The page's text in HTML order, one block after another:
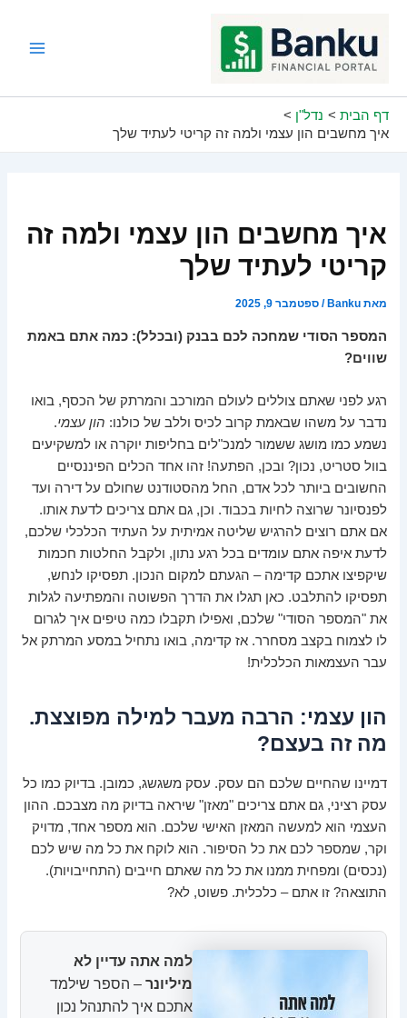
דף הבית
נדל"ן
איך מחשבים הון עצמי ולמה זה קריטי לעתיד שלך
איך מחשבים הון עצמי ולמה זה
קריטי לעתיד שלך
מאתBanku
/ספטמבר 9, 2025
המספר הסודי שמחכה לכם בבנק (ובכלל): כמה אתם באמת
שווים?
רגע לפני שאתם צוללים לעולם המורכב והמרתק של הכסף, בואו
נדבר על משהו שבאמת קרוב לכיס וללב של כולנו: הון עצמי.
נשמע כמו מושג ששמור למנכ"לים בחליפות יוקרה או למשקיעים
בוול סטריט, נכון? ובכן, הפתעה! זהו אחד הכלים הפיננסיים
החשובים ביותר לכל אדם, החל מהסטודנט שחולם על דירה ועד
לפנסיונר שרוצה לחיות בכבוד. וכן, גם אתם צריכים לדעת אותו.
אם אתם רוצים להרגיש שליטה אמיתית על העתיד הכלכלי שלכם,
לדעת איפה אתם עומדים בכל רגע נתון, ולקבל החלטות חכמות
שיקפיצו אתכם קדימה – הגעתם למקום הנכון. תפסיקו לנחש,
תפסיקו להתלבט. כאן תגלו את הדרך הפשוטה והמפתיעה לגלות
את "המספר הסודי" שלכם, ואפילו תקבלו כמה טיפים איך לגרום
לו לצמוח בקצב מסחרר. אז קדימה, בואו נתחיל במסע המרתק אל
עבר העצמאות הכלכלית!
הון עצמי: הרבה מעבר למילה מפוצצת.
מה זה בעצם?
דמיינו שהחיים שלכם הם עסק. עסק משגשג, כמובן. בדיוק כמו כל
עסק רציני, גם אתם צריכים "מאזן" שיראה בדיוק מה מצבכם. ההון
העצמי הוא למעשה המאזן האישי שלכם. הוא מספר אחד, מדויק
וקר, שמספר לכם את כל הסיפור. הוא לוקח את כל מה שיש לכם
(נכסים) ומפחית ממנו את כל מה שאתם חייבים (התחייבויות).
התוצאה? זו אתם – כלכלית. פשוט, לא?
למה אתה עדיין לא
מיליונר – הספר שילמד
אתכם איך להתנהל נכון